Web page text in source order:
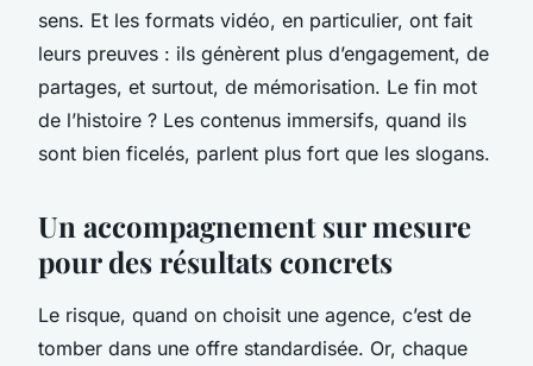
sens. Et les formats vidéo, en particulier, ont fait
leurs preuves : ils génèrent plus d’engagement, de
partages, et surtout, de mémorisation. Le fin mot
de l’histoire ? Les contenus immersifs, quand ils
sont bien ficelés, parlent plus fort que les slogans.
Un accompagnement sur mesure
pour des résultats concrets
Le risque, quand on choisit une agence, c’est de
tomber dans une offre standardisée. Or, chaque